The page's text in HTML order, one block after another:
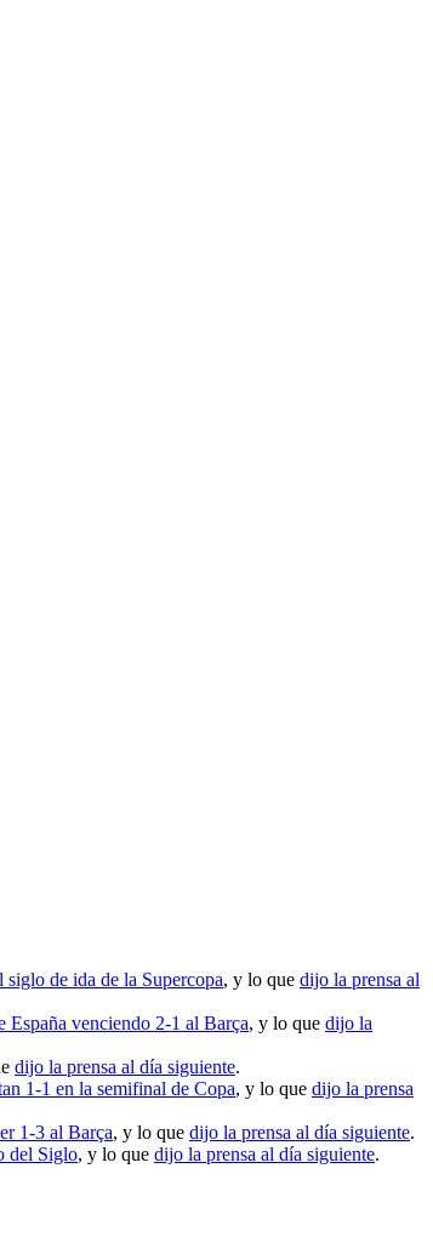
de ida de la Supercopa, y lo que dijo la prensa al
España venciendo 2-1 al Barça, y lo que dijo la
dijo la prensa al día siguiente.
1-1 en la semifinal de Copa, y lo que dijo la prensa
1-3 al Barça, y lo que dijo la prensa al día siguiente.
del Siglo, y lo que dijo la prensa al día siguiente.